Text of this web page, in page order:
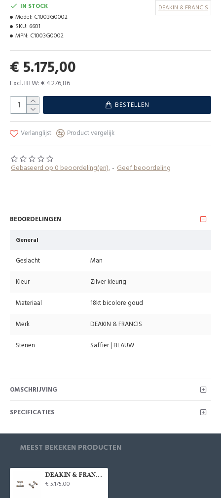
Gebaseerd op 0 beoordeling(en). - Geef beoordeling
€ 5.175,00
Excl. BTW: € 4.276,86
IN STOCK
Model: C1003G0002
SKU: 6601
MPN: C1003G0002
DEAKIN & FRANCIS
BESTELLEN
Verlanglijst Product vergelijk
BEOORDELINGEN
General
Geslacht Man
Kleur Zilver kleurig
Materiaal 18kt bicolore goud
Merk DEAKIN & FRANCIS
Stenen Saffier | BLAUW
OMSCHRIJVING
SPECIFICATIES
MEEST BEKEKEN PRODUCTEN
DEAKIN & FRANCIS 18kt gouden manchetknopen - 6601
€ 5.175,00